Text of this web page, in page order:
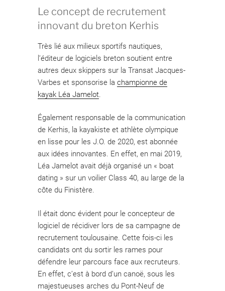
Le concept de recrutement
innovant du breton Kerhis
Très lié aux milieux sportifs nautiques,
l’éditeur de logiciels breton soutient entre
autres deux skippers sur la Transat Jacques-
Varbes et sponsorise la championne de
kayak Léa Jamelot.
Également responsable de la communication
de Kerhis, la kayakiste et athlète olympique
en lisse pour les J.O. de 2020, est abonnée
aux idées innovantes. En effet, en mai 2019,
Léa Jamelot avait déjà organisé un « boat
dating » sur un voilier Class 40, au large de la
côte du Finistère.
Il était donc évident pour le concepteur de
logiciel de récidiver lors de sa campagne de
recrutement toulousaine. Cette fois-ci les
candidats ont du sortir les rames pour
défendre leur parcours face aux recruteurs.
En effet, c’est à bord d’un canoë, sous les
majestueuses arches du Pont-Neuf de